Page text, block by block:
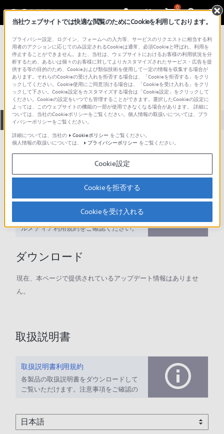
0
総合サポート・お問い合わせ コンポーネントオーディオ
TC-2120
全て ダウンロード 取扱説明書 Q&A
サポート動画をご利用の際にはソーシャ
ルメディア利用規約をご確認ください。
ダウンロード
現在、本ページで提供されているアップデート情報はありませ
ん。
取扱説明書
取扱説明書利用規約
各製品の取扱説明書をダウンロードして
ご覧いただけます。注意事項をご確認の
当社ウェブサイトでは快適な閲覧のためにCookieを利用しております。
プライバシー設定、ログイン、フォームへの入力等、サービスのリクエストに相当する利
用者のアクションに応じてのみ設定されるCookieは通常、必須Cookieと呼ばれ、利用を
停止することができません。また、当社は、ウェブサイトにおけるお客様の利用状況を分
析するため、あるいは個々のお客様に対してよりカスタマイズされたサービス・広告を提
供する等の目的のため、Cookieおよび類似技術を使用して一定の情報を収集する場合が
あります。それらのCookieの受け入れを拒否する場合は、「Cookieを拒否する」をクリ
ックしてください。Cookie使用にご同意頂ける場合は、「Cookieを受け入れる」をクリ
ックして下さい。Cookie設定をカスタマイズする場合は「Cookie設定」をクリックして
ください。Cookieの設定をいつでも管理することができます。選択したCookieの設定に
よっては、このウェブサイトの機能の一部が使用できなくなる場合があります。 詳細に
ついては、当社のCookieポリシーをご覧ください。個人情報の取扱いについては、プラ
イバシーポリシーをご覧ください。
詳細については、当社の
Cookieポリシー をご覧ください。
個人情報の取扱いについては、
プライバシーポリシー をご覧ください。
Cookie設定
Cookieを拒否する
Cookieを受け入れる